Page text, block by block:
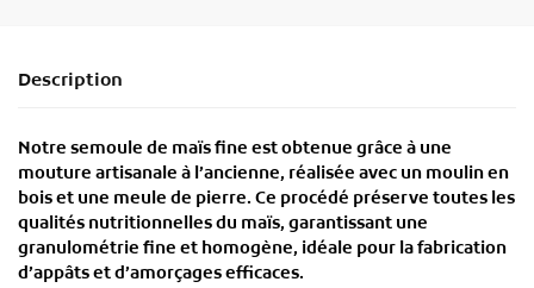
Description
Notre semoule de maïs fine est obtenue grâce à une
mouture artisanale à l’ancienne, réalisée avec un moulin en
bois et une meule de pierre. Ce procédé préserve toutes les
qualités nutritionnelles du maïs, garantissant une
granulométrie fine et homogène, idéale pour lafabrication
d’appâts et d’amorçages efficaces.